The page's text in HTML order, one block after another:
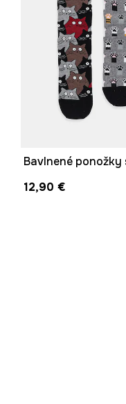
12,90 €